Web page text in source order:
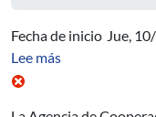
Fecha de inicio Jue,
Lee mássobre Becas